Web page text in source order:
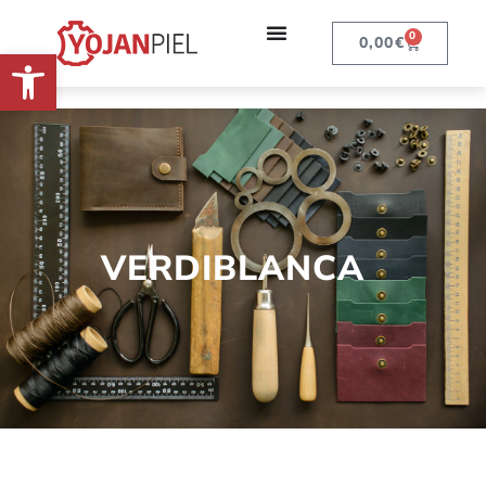
Abrir barra de herramientas 0,00€ 0
VERDIBLANCA